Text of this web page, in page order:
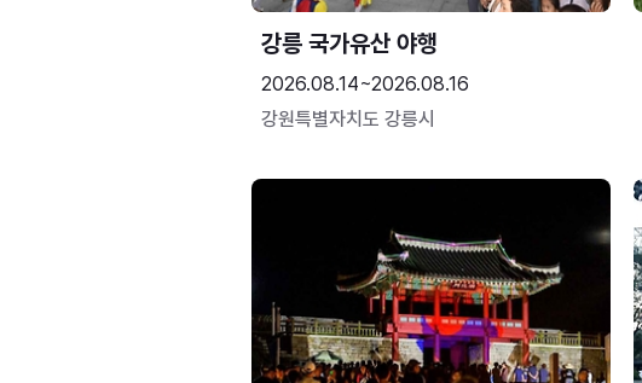
강릉 국가유산 야행
2026.08.14~2026.08.16
강원특별자치도 강릉시